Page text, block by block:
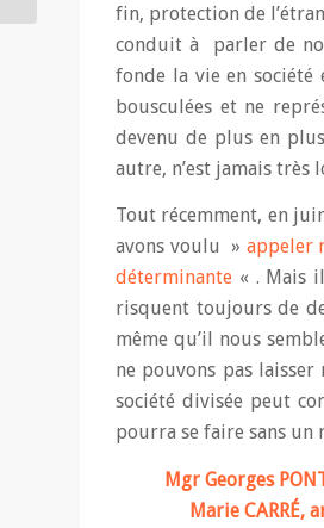
fin, protection de
conduit à parler de
fonde la vie en société
bousculées et ne
devenu de plus en
autre, n’est jamais très
Tout récemment, en
avons voulu » appeler
déterminante « . Mais
risquent toujours de
même qu’il nous
ne pouvons pas laisser
société divisée peut
pourra se faire sans
Mgr Georges
Marie CARRÉ,